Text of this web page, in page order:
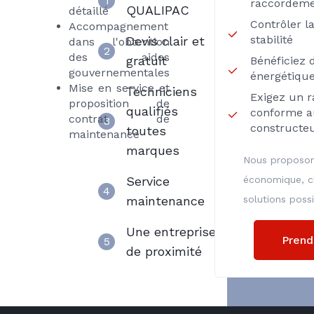
détaillé
Accompagnement
dans l'obtention
des aides
gouvernementales
Mise en service et
proposition de
contrat de
maintenance
Contrôler
stabilité
Bénéficiez
Exigez un
conforme
Nous
économique,
solutions
QUALIPAC
2
Devis clair et
gratuit
3
Techniciens
qualifiés
toutes
marques
4
Service
maintenance
5
Une entreprise
de proximité